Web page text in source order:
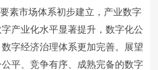
素市场体系初步建立，产业数字
产业化水平显著提升，数字化公
字经济治理体系更加完善。展望
平、竞争有序、成熟完备的数字